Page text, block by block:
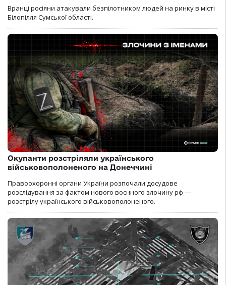
Вранці росіяни атакували безпілотником людей на ринку в місті
Білопілля Сумської області.
Окупанти розстріляли українського
військовополоненого на Донеччині
Правоохоронні органи України розпочали досудове
розслідування за фактом нового воєнного злочину рф —
розстрілу українського військовополоненого.